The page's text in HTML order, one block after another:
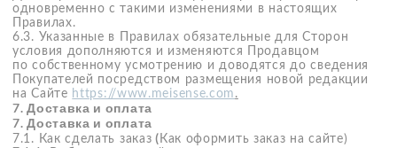
будет списывать денежные средства в размере
очередного платежа с банковской карты,
привязанной в личном кабинете
в сервисе "Долями".
7.6.2. График платежей доступен в чате
на сайте "Долями" и в мобильном приложении "Долями"
7.6.3. Через мобильное приложение «Долями" Клиент
может управлять своими платежами: вносить очередной
платеж, менять данные банковской карты, отслеживать
весь график платежей. Возможно частичное или полное
досрочное погашение стоимости заказа через мобильное
приложение «Долями».
7.6.4. Общая стоимость заказа при оплате «Долями»
в магазине «mei sense» определяется индивидуально